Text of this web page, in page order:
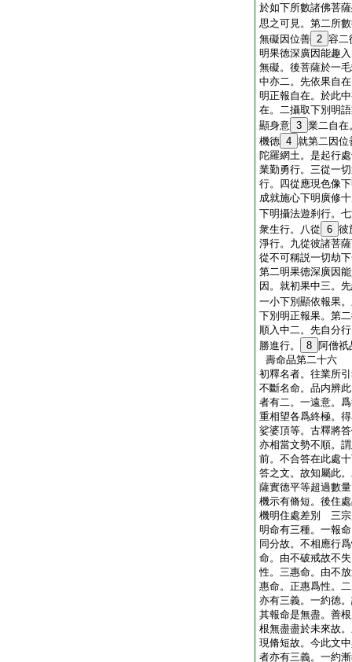
於如下所數諸佛菩
思之可見。第二所
無礙因位善 2 容二
明果徳深廣因能趣
無礙。後菩薩於一
中亦二。先依果自
明正報自在。於此
在。二攝取下別明
顯身意 3 業二自在
機徳 4 就第二因位
陀羅網土。是起行
業勤勇行。三從一
行。四從應現色像
成就施心下明廣修
下明攝法遊刹行。
衆生行。八從 6 彼
淨行。九從彼諸菩
從不可稱説一切劫
第二明果徳深廣因
因。就初果中三。
一小下別顯依報果
下別明正報果。第
順入中二。先自分
勝進行。
8 阿僧祇
壽命品第二十六
初釋名者。往業所
不斷名命。品内辨
者有二。一遠意。
重相望各爲終極。
娑婆頂等。古釋將
亦相當文勢不順。
前。不合答在此處
答之文。故知屬此
薩實徳平等超過數
機示有脩短。後住
機明住處差別 三宗
明命有三種。一報
同分故。不相應行
命。由不破戒故不
性。三惠命。由不
惠命。正惠爲性。
亦有三義。一約徳
其報命是無盡。善
根無盡盡於未來故
現脩短故。今此文
者亦有三義。一約